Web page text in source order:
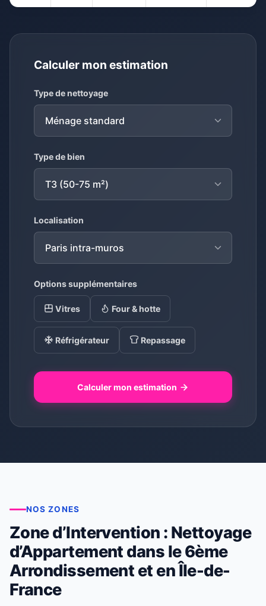
Calculer mon estimation
Type de nettoyage
Type de bien
Localisation
Options supplémentaires
Vitres Four & hotte
Réfrigérateur Repassage
Calculer mon estimation
NOS ZONES
Zone d’Intervention : Nettoyage
d’Appartement dans le 6ème
Arrondissement et en Île-de-
France